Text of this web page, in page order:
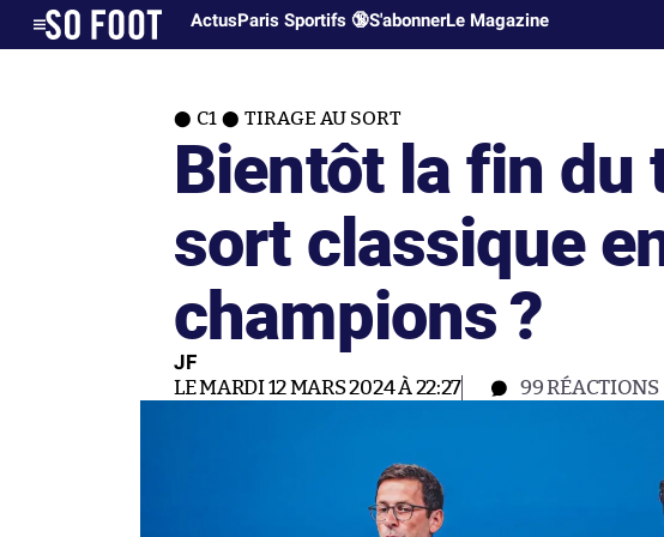
ActusParis Sportifs 🔞S'abonnerLe Magazine
C1 TIRAGE AU SORT
Bientôt la fin du
sort classique
champions ?
JF
LE MARDI 12 MARS 2024 À 22:27 99RÉACTIONS